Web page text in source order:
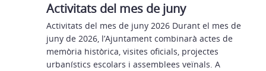
Activitats del mes de juny
Activitats del mes de juny 2026 Durant el mes de
juny de 2026, l’Ajuntament combinarà actes de
memòria històrica, visites oficials, projectes
urbanístics escolars i assemblees veïnals. A